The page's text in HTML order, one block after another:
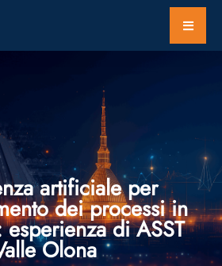
artificiale per
dei processi in
di ASST
Olona